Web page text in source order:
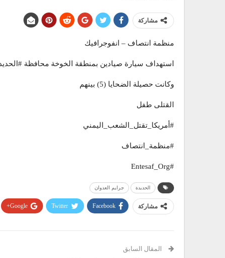
مشاركة
منظمة انتصاف – انفوجرافيك
استهداف سيارة صيادين بمنطقة الخوخة محافظة
وكانت حصيلة الضحايا (5) بينهم
القتلى طفل
#أمريكا_تقتل_الشعب_اليمني
#منظمة_انتصاف
#Entesaf_Org
الحديدة جرايم العدوان
مشاركة Facebook
Twitter
Google+
المقال السابق